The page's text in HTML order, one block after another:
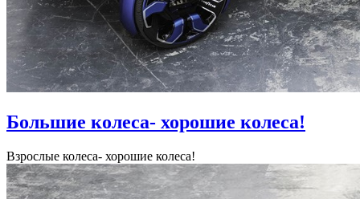
Большие колеса- хорошие колеса!
Взрослые колеса- хорошие колеса!